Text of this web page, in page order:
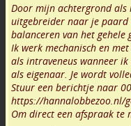
Door mijn achtergrond
uitgebreider naar je paard
balanceren van het gehele
Ik werk mechanisch en
als intraveneus wanneer ik
als eigenaar. Je wordt
Stuur een berichtje naar
https://hannalobbezoo.nl/
Om direct een afspraak te